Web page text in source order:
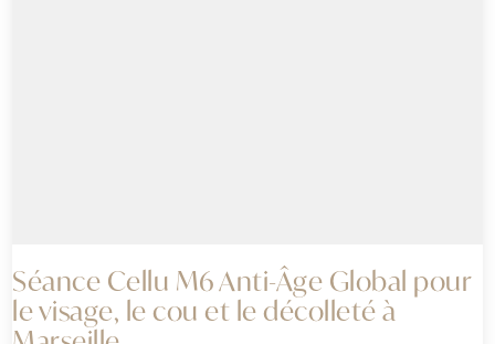
Séance Cellu M6 Anti-Âge Global pour
le visage, le cou et le décolleté à